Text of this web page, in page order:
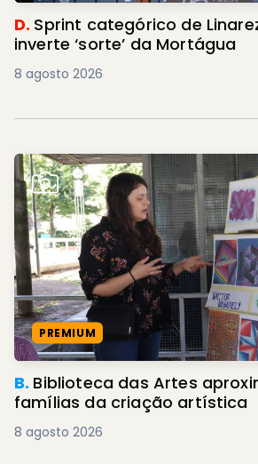
D. Sprint categórico de
inverte ‘sorte’ da Mortágua
8 agosto 2026
PREMIUM
B. Biblioteca das Artes
famílias da criação artística
8 agosto 2026